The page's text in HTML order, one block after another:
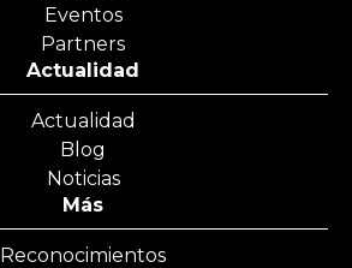
Eventos
Partners
Actualidad
Actualidad
Blog
Noticias
Más
Reconocimientos